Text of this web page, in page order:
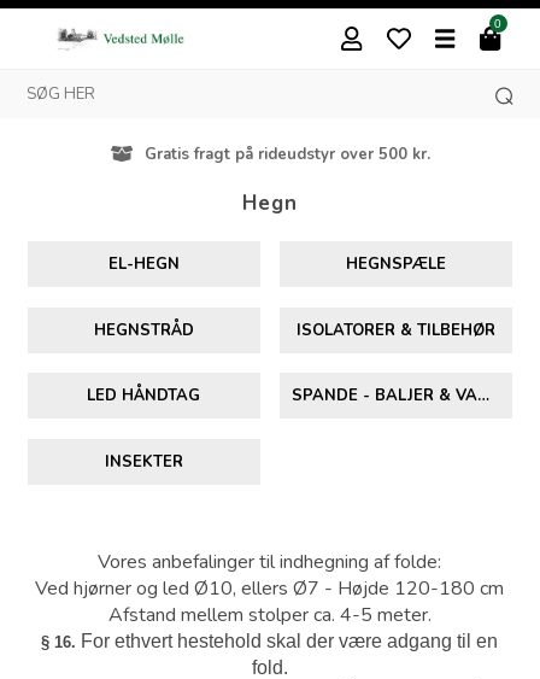
0
Besøg vores butik i Vedsted
Hegn
EL-HEGN HEGNSPÆLE
HEGNSTRÅD ISOLATORER & TILBEHØR
LED HÅNDTAG SPANDE - BALJER & VANDSLANGER
INSEKTER
Vores anbefalinger til indhegning af folde:
Ved hjørner og led Ø10, ellers Ø7 - Højde 120-180 cm
Afstand mellem stolper ca. 4-5 meter.
§ 16. For ethvert hestehold skal der være adgang til en
fold.